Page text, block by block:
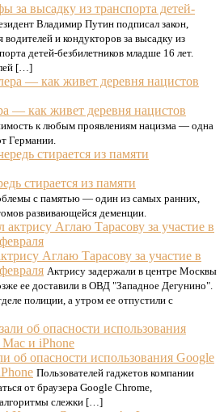
за высадку из транспорта детей-
Владимир Путин подписал закон,
и кондукторов за высадку из
детей-безбилетников младше 16 лет.
[…]
— как живет деревня нацистов
к любым проявлениям нацизма — одна
Германии.
стирается из памяти
с памятью — один из самых ранних,
развивающейся деменции.
Аглаю Тарасову за участие в
Актрису задержали в центре Москвы
ее доставили в ОВД "Западное Дегунино".
полиции, а утром ее отпустили с
об опасности использования Google
Пользователей гаджетов компании
от браузера Google Chrome,
алгоритмы слежки […]